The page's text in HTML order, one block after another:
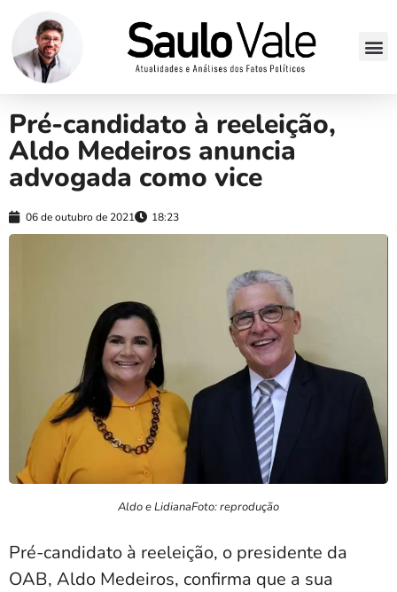
Pré-candidato à reeleição,
Aldo Medeiros anuncia
advogada como vice
06 de outubro de 2021 18:23
Aldo e LidianaFoto: reprodução
Pré-candidato à reeleição, o presidente da
OAB, Aldo Medeiros, confirma que a sua